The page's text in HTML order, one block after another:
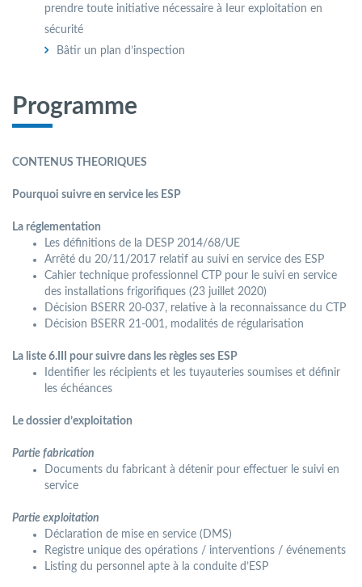
prendre toute initiative nécessaire à Ieur exploitation en
sécurité
Bâtir un plan d’inspection
Programme
CONTENUS THEORIQUES
Pourquoi suivre en service les ESP
La réglementation
Les définitions de la DESP 2014/68/UE
Arrêté du 20/11/2017 relatif au suivi en service des ESP
Cahier technique professionnel CTP pour le suivi en service
des installations frigorifiques (23 juillet 2020)
Décision BSERR 20-037, relative à la reconnaissance du CTP
Décision BSERR 21-001, modalités de régularisation
La liste 6.III pour suivre dans les règles ses ESP
Identifier les récipients et les tuyauteries soumises et définir
les échéances
Le dossier d’exploitation
Partie fabrication
Documents du fabricant à détenir pour effectuer le suivi en
service
Partie exploitation
Déclaration de mise en service (DMS)
Registre unique des opérations / interventions / événements
Listing du personnel apte à la conduite d’ESP